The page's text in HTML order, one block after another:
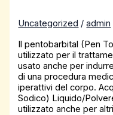
Uncategorized /admin
Il pentobarbital (Pen
utilizzato per il
usato anche per
di una procedura
iperattivi del corpo.
Sodico) Liquido/
utilizzato anche per